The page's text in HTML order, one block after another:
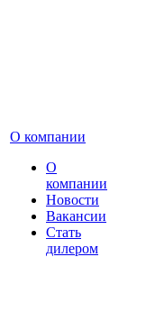
О компании
О
компании
Новости
Вакансии
Стать
дилером